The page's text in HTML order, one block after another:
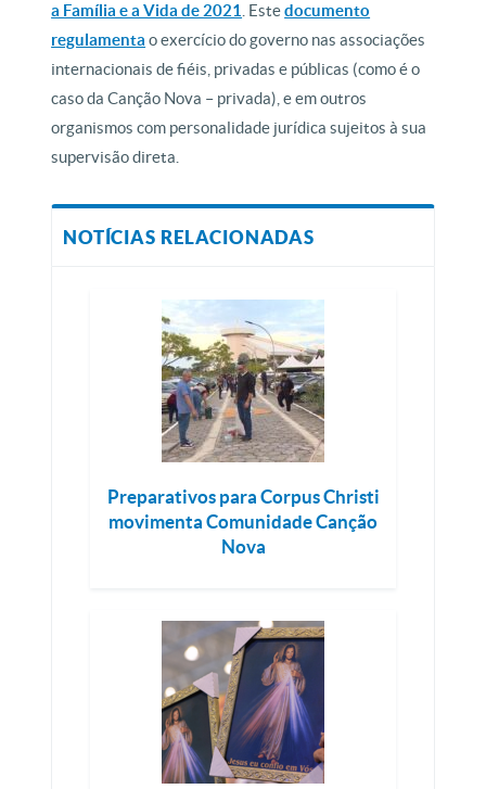
a Família e a Vida de 2021 . Estedocumento
regulamenta o exercício do governo nas associações
internacionais de fiéis, privadas e públicas (como é o
caso da Canção Nova – privada), e em outros
organismos com personalidade jurídica sujeitos à sua
supervisão direta.
NOTÍCIAS RELACIONADAS
Preparativos para Corpus Christi
movimenta Comunidade Canção
Nova